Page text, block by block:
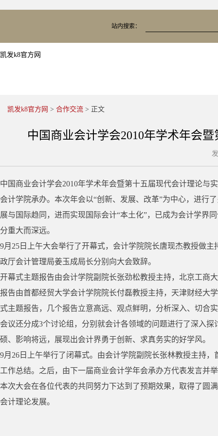
站内搜索：
凯发k8官方网
凯发k8官方网 > 合作交流 > 正文
中国商业会计学会2010年学术年会
中国商业会计学会2010年学术年会暨第十五届现代会计理论与
会计学院承办。本次年会以“创新、发展、改革”为中心，进行
展与国际趋同，进而实现国际会计“本土化”，已成为会计学界
分重大而深远。
9月25日上午大会举行了开幕式，会计学院院长唐现杰教授做
政厅会计管理局姜玉成局长分别向大会致辞。
开幕式主题报告由会计学院副院长张劲松教授主持，北京工商
报告由首都经贸大学会计学院院长付磊教授主持，天津财经大
式主题报告，几个报告立意高远、观点鲜明，分析深入、切合
会议还分成3个讨论组，分别就会计各领域的问题进行了深入
硕、影响将远，展现出会计界勇于创新、求真务实的好学风。
9月26日上午举行了闭幕式。由会计学院副院长张林教授主持
工作总结。之后，由下一届商业会计学年会承办方代表发言并
本次大会在各位代表的共同努力下达到了预期效果，取得了圆
会计理论发展。